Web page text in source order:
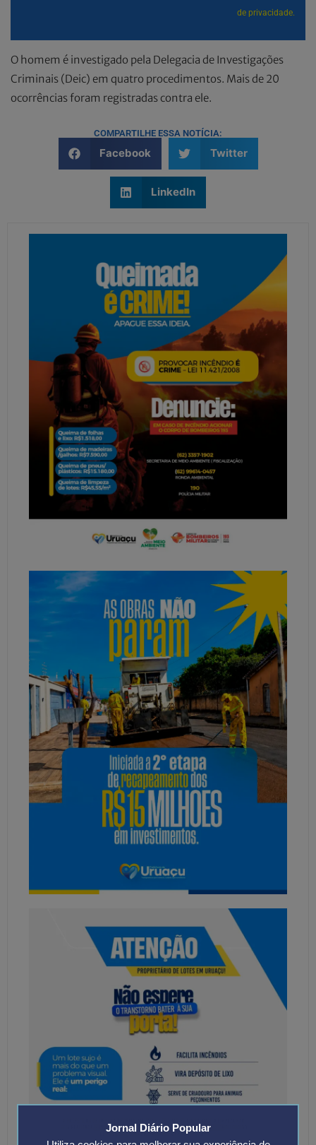
Jornal Diário Popular
de privacidade.
O homem é investigado pela Delegacia de Investigações
Criminais (Deic) em quatro procedimentos. Mais de 20
ocorrências foram registradas contra ele.
COMPARTILHE ESSA NOTÍCIA:
Facebook Twitter
LinkedIn